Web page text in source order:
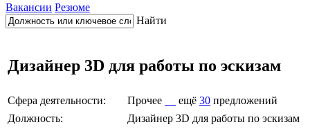
Вакансии Резюме
Найти
Дизайнер 3D для работы по эскизам
Сфера деятельности: Прочее ещё 30 предложений
Должность:
Дизайнер 3D для работы по эскизам